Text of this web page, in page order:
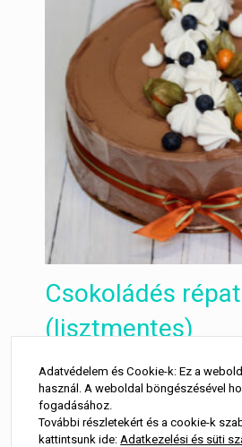
Csokoládés
(lisztmentes)
LEGOLCSÓBB:7 550Ft
Adatvédelem és Cookie-k: Ez a
használ. A weboldal böngészésével
fogadásához.
További részletekért és a cookie-k
kattintsunk ide:Adatkezelési és süti